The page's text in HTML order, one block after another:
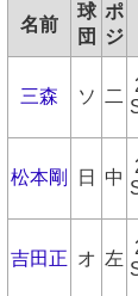
名前
球
団
ポ
ジ
三森 ソ 二
松本剛 日 中
吉田正 オ 左